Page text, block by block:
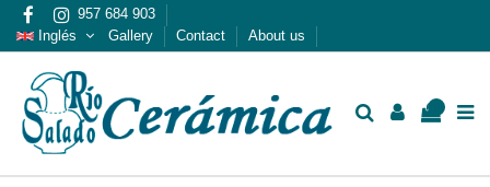
957 684 903
Inglés
Gallery Contact About us